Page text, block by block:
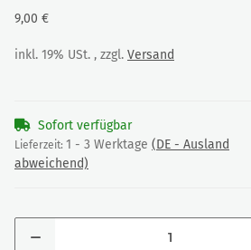
9,00 €
inkl. 19% USt. , zzgl. Versand
Sofort verfügbar
Lieferzeit: 1 - 3 Werktage (DE - Ausland
abweichend)